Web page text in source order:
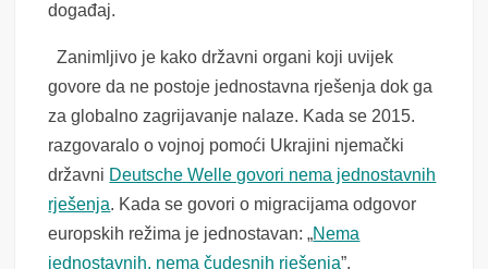
događaj.
Zanimljivo je kako državni organi koji uvijek
govore da ne postoje jednostavna rješenja dok ga
za globalno zagrijavanje nalaze. Kadase 2015.
razgovaralo o vojnoj pomoći Ukrajini njemački
državni Deutsche Welle govori nema jednostavnih
rješenja. Kada se govori o migracijama odgovor
europskih režima je jednostavan: „Nema
jednostavnih, nema čudesnih rješenja”.